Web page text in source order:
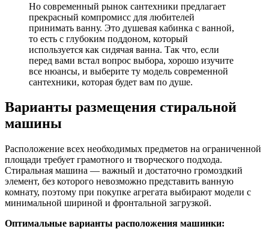
Но современный рынок сантехники предлагает
прекрасный компромисс для любителей
принимать ванну. Это душевая кабинка с ванной,
то есть с глубоким поддоном, который
используется как сидячая ванна. Так что, если
перед вами встал вопрос выбора, хорошо изучите
все нюансы, и выберите ту модель современной
сантехники, которая будет вам по душе.
Варианты размещения стиральной
машины
Расположение всех необходимых предметов на ограниченной
площади требует грамотного и творческого подхода.
Стиральная машина — важный и достаточно громоздкий
элемент, без которого невозможно представить ванную
комнату, поэтому при покупке агрегата выбирают модели с
минимальной шириной и фронтальной загрузкой.
Оптимальные варианты расположения машинки: